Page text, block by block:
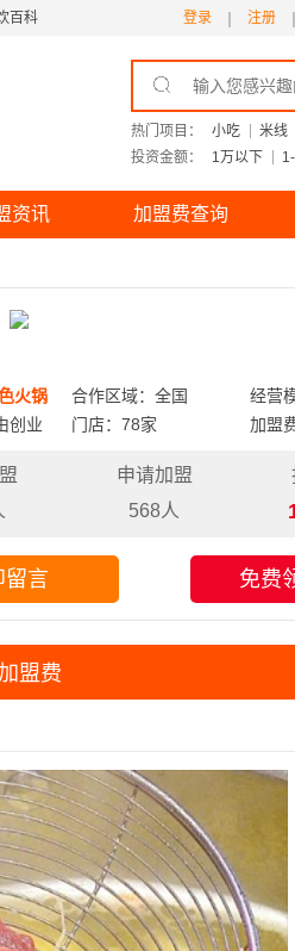
百科 注册
登录
热门项目： 小吃 米线
投资金额：
1万以下
资讯 加盟费查询
火锅
创业
合作区域：全国
门店：78家
经营
加盟
申请加盟
568人
留言 免费
加盟费